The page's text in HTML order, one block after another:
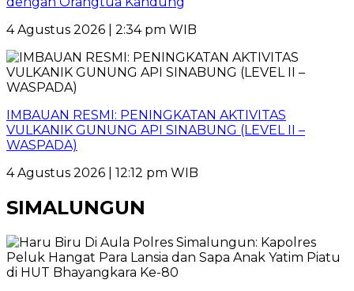
4 Agustus 2026 | 2:34 pm WIB
IMBAUAN RESMI: PENINGKATAN AKTIVITAS
VULKANIK GUNUNG API SINABUNG (LEVEL II –
WASPADA)
4 Agustus 2026 | 12:12 pm WIB
SIMALUNGUN